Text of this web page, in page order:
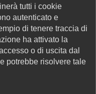
tutti i cookie
autenticato e
di tenere traccia di
ha attivato la
o di uscita dal
potrebbe risolvere tale